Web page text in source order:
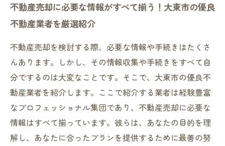
不動産売却に必要な情報がすべて揃う！大東市の優良
不動産業者を厳選紹介
不動産売却を検討する際、必要な情報や手続きはたくさ
んあります。しかし、その情報収集や手続きをすべて自
分でするのは大変なことです。そこで、大東市の優良不
動産業者を紹介します。ここで紹介する業者は経験豊富
なプロフェッショナル集団であり、不動産売却に必要な
情報はすべて揃っています。彼らは、あなたの目的を理
解し、あなたに合ったプランを提供するために最善の努